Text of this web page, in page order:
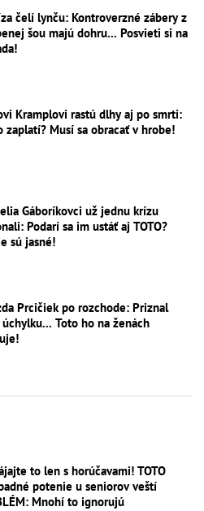
čelí lynču: Kontroverzné zábery z
šou majú dohru... Posvieti si na
Kramplovi rastú dlhy aj po smrti:
zaplatí? Musí sa obracať v hrobe!
Gáboríkovci už jednu krízu
Podarí sa im ustáť aj TOTO?
sú jasné!
Prcičiek po rozchode: Priznal
Toto ho na ženách
to len s horúčavami! TOTO
potenie u seniorov veští
Mnohí to ignorujú